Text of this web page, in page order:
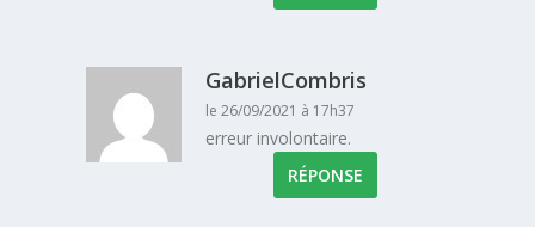
GabrielCombris
le 26/09/2021 à 17h37
erreur involontaire.
RÉPONSE